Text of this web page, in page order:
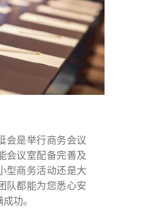
会是举行商务会议
会议室配备完善及
型商务活动还是大
队都能为您悉心安
功。